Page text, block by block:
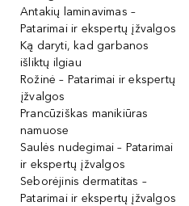
Antakių laminavimas –
Patarimai ir ekspertų įžvalgos
Ką daryti, kad garbanos
išliktų ilgiau
Rožinė – Patarimai ir ekspertų
įžvalgos
Prancūziškas manikiūras
namuose
Saulės nudegimai – Patarimai
ir ekspertų įžvalgos
Seborėjinis dermatitas –
Patarimai ir ekspertų įžvalgos